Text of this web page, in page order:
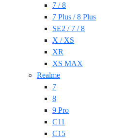
7 / 8
7 Plus / 8 Plus
SE2 / 7 / 8
X / XS
XR
XS MAX
Realme
7
8
9 Pro
C11
C15